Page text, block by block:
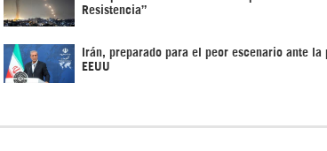
Resistencia”
Irán, preparado para el peor escenario ante la
EEUU